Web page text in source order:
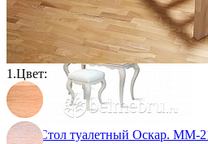
Стол туалетный Оскар. ММ-
1.Цвет: